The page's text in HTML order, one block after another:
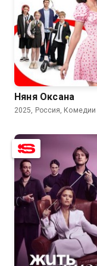
7.7 4.8
Няня Оксана
2025, Россия, Комедии